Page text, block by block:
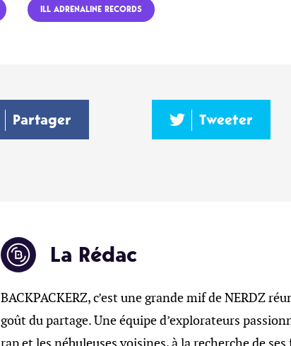
ILL ADRENALINE RECORDS
Partager Tweeter
La Rédac
BACKPACKERZ, c’est une grande mif de NERDZ
goût du partage. Une équipe d’explorateurs